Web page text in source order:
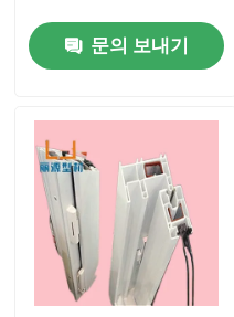
집
비디오
우리에 대하여
문의 보내기